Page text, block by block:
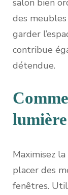
salon bien
des
garder
contribue
détendue.
Maximisez
placer des
fenêtres.